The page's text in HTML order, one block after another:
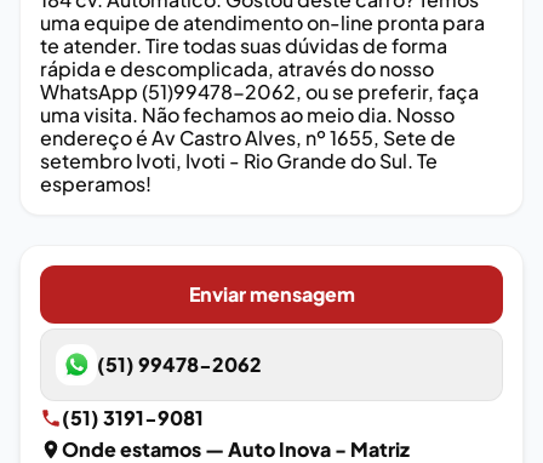
uma equipe de atendimento on-line pronta para
te atender. Tire todas suas dúvidas de forma
rápida e descomplicada, através do nosso
WhatsApp (51)99478-2062, ou se preferir, faça
uma visita. Não fechamos ao meio dia. Nosso
endereço é Av Castro Alves, nº 1655, Sete de
setembro Ivoti, Ivoti - Rio Grande do Sul. Te
esperamos!
Enviar mensagem
(51) 99478-2062
(51) 3191-9081
Onde estamos— Auto Inova - Matriz